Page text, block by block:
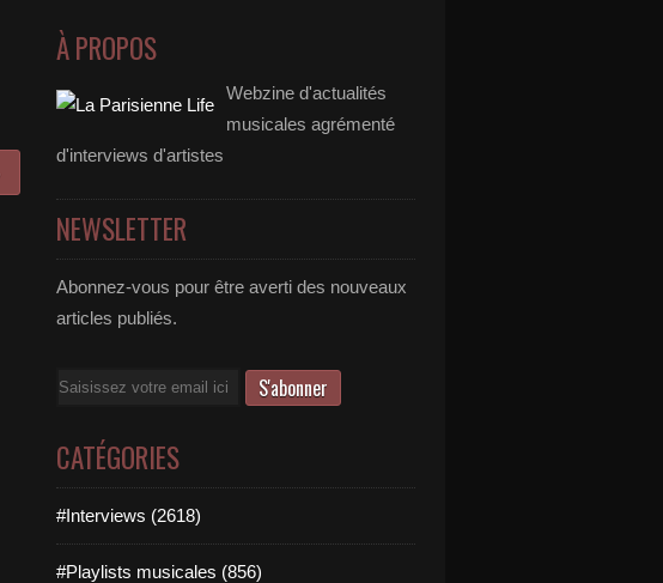
À PROPOS
Webzine d'actualités
musicales agrémenté
d'interviews d'artistes
NEWSLETTER
Abonnez-vous pour être averti des nouveaux
articles publiés.
Email
CATÉGORIES
#Interviews (2618)
#Playlists musicales (856)